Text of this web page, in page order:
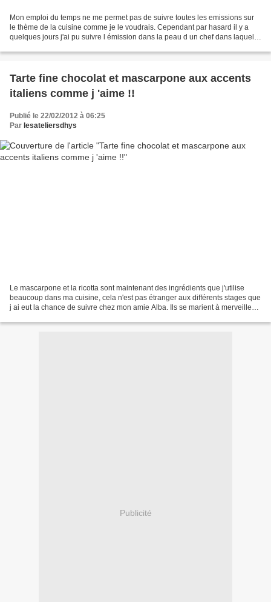
Mon emploi du temps ne me permet pas de suivre toutes les emissions sur
le thème de la cuisine comme je le voudrais. Cependant par hasard il y a
quelques jours j'ai pu suivre l émission dans la peau d un chef dans laquelle
Tarte fine chocolat et mascarpone aux accents
italiens comme j 'aime !!
Publié le 22/02/2012 à 06:25
Par lesateliersdhys
Le mascarpone et la ricotta sont maintenant des ingrédients que j'utilise
beaucoup dans ma cuisine, cela n'est pas étranger aux différents stages que
j ai eut la chance de suivre chez mon amie Alba. Ils se marient à merveille
Publicité